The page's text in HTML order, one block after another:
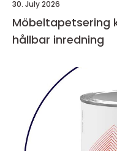
30. July 2026
Möbeltapetsering kunskap, hantverk och
hållbar inredning